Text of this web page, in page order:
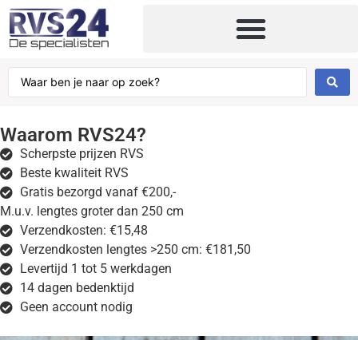
Waarom RVS24?
Scherpste prijzen RVS
Beste kwaliteit RVS
Gratis bezorgd vanaf €200,-
M.u.v. lengtes groter dan 250 cm
Verzendkosten: €15,48
Verzendkosten lengtes >250 cm: €181,50
Levertijd 1 tot 5 werkdagen
14 dagen bedenktijd
Geen account nodig